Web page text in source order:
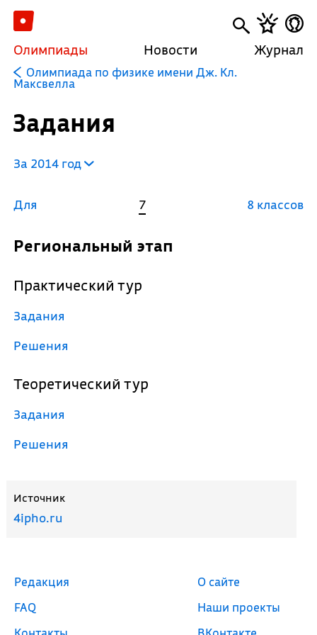
Олимпиады Новости Журнал
Олимпиада по физике имени Дж. Кл.
Максвелла
Задания
За 2014 год
Для 7 8 классов
Региональный этап
Практический тур
Задания
Решения
Теоретический тур
Задания
Решения
Источник
4ipho.ru
Редакция
FAQ
О сайте
Наши проекты